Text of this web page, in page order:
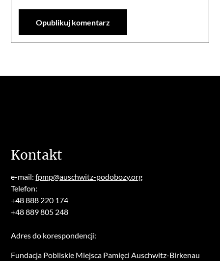
Kontakt
e-mail:fpmp@auschwitz-podobozy.org
Telefon:
+48 888 220 174
+48 889 805 248
Adres do korespondencji:
Fundacja Pobliskie Miejsca Pamięci Auschwitz-Birkenau